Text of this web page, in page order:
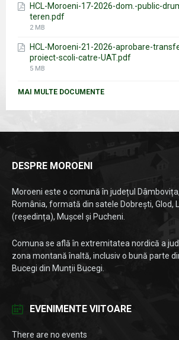
HCL-Moroeni-17-2026-dom.-public-
teren.pdf
File
2 MB
HCL-Moroeni-21-2026-aprobare-
proiect-scoli-catre-UAT.pdf
File
5 MB
MAI MULTE DOCUMENTE
DESPRE MOROENI
Moroeni este o comună în județul
România, formată din satele Dobrești, Glod,
(reședința), Mușcel și Pucheni.
Comuna se află în extremitatea nordică a
zona montană înaltă, inclusiv o bună parte
Bucegi din Munții Bucegi.
EVENIMENTE VIITOARE
There are no events